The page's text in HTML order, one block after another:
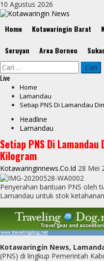
Skip
to
10 Agustus 2026
Menu
Home Kotawaringin Barat
Seruyan Area Borneo
Cari
untuk:
Live
Home
Lamandau
Setiap PNS Di Lamandau
Headline
Lamandau
Setiap PNS Di
Kilogram
Kotawaringinnews.co.id 28 Mei
Penyerahan bantuan PNS oleh
Lamandau untuk stok
Kotawaringin News,
(PNS) di lingkup Pemerintah